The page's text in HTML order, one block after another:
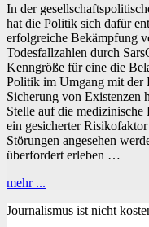
In der
hat die Politik sich dafür
erfolgreiche Bekämpfung
Todesfallzahlen durch
Kenngröße für eine die
Politik im Umgang mit der
Sicherung von Existenzen
Stelle auf die medizinische
ein gesicherter
Störungen angesehen
überfordert erleben …
mehr ...
Leben
Journalismus ist nicht